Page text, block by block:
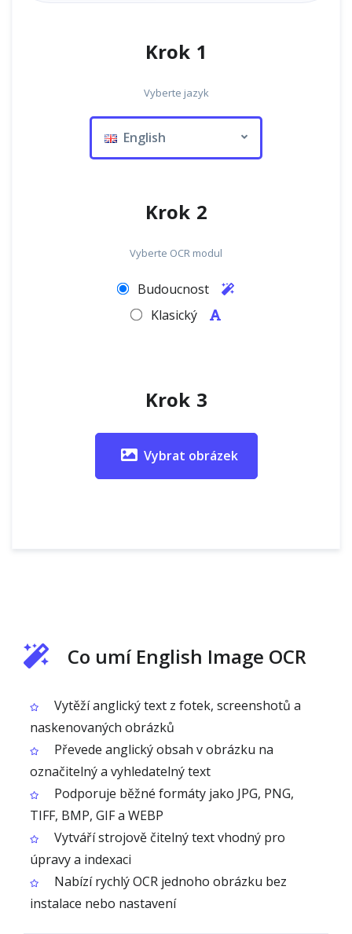
Krok 1
Vyberte jazyk
English
Krok 2
Vyberte OCR modul
Budoucnost
Klasický
Krok 3
Vybrat obrázek
Co umí English Image OCR
Vytěží anglický text z fotek, screenshotů a
naskenovaných obrázků
Převede anglický obsah v obrázku na
označitelný a vyhledatelný text
Podporuje běžné formáty jako JPG, PNG,
TIFF, BMP, GIF a WEBP
Vytváří strojově čitelný text vhodný pro
úpravy a indexaci
Nabízí rychlý OCR jednoho obrázku bez
instalace nebo nastavení